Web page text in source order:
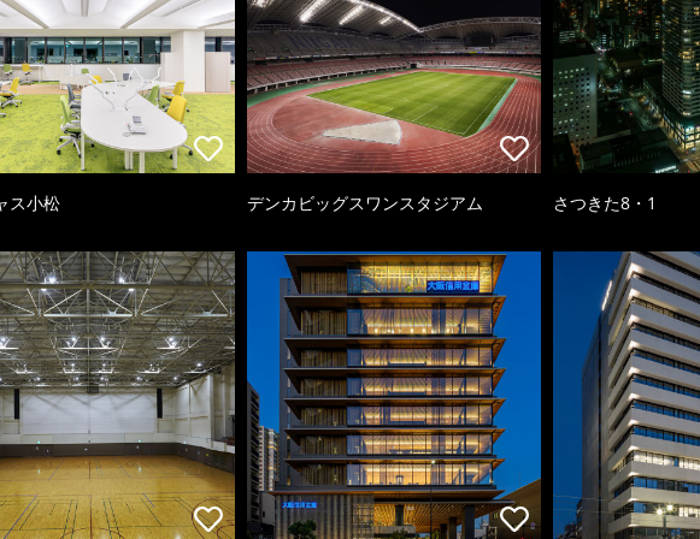
ス小松 デンカビッグスワンスタジアム さつきた8・1